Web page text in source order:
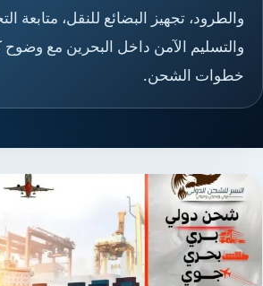
والطرود، تجهيز البضائع للنقل، متابعة
والتسليم الآمن داخل البحرين مع
خطوات الشحن.